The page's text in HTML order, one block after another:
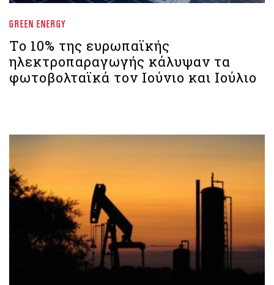
GREEN ENERGY
Το 10% της ευρωπαϊκής
ηλεκτροπαραγωγής κάλυψαν τα
φωτοβολταϊκά τον Ιούνιο και Ιούλιο